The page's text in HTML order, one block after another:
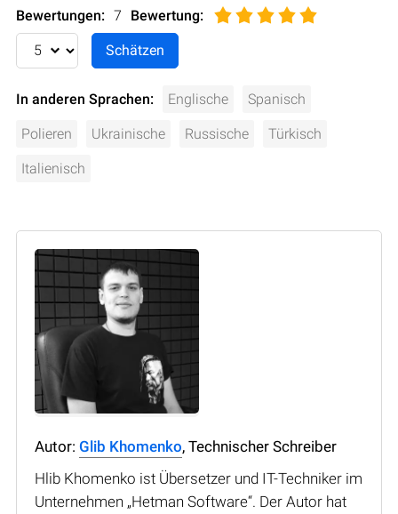
Bewertungen: 7 Bewertung:
In anderen Sprachen: Englische Spanisch
Polieren Ukrainische Russische Türkisch
Italienisch
Autor: Glib Khomenko, Technischer Schreiber
Hlib Khomenko ist Übersetzer und IT-Techniker im
Unternehmen „Hetman Software“. Der Autor hat